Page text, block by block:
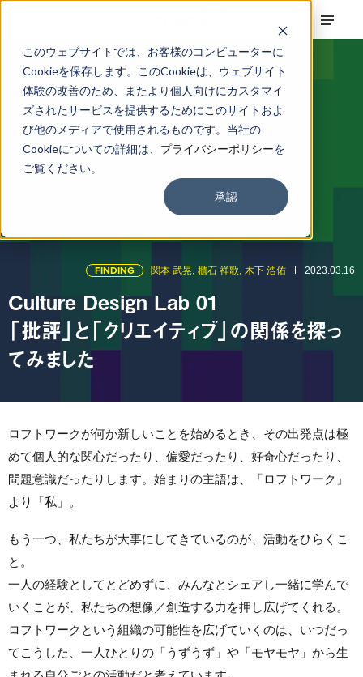
このウェブサイトでは、お客様のコンピューターに
Cookieを保存します。このCookieは、ウェブサイト
体験の改善のため、またより個人向けにカスタマイ
ズされたサービスを提供するためにこのサイトおよ
び他のメディアで使用されるものです。当社の
Cookieについての詳細は、 プライバシーポリシーを
ご覧ください。
承認
FINDING 関本 武晃, 櫃石 祥歌, 木下 浩佑 2023.03.16
Culture Design Lab 01
「批評」と「クリエイティブ」の関係を探っ
てみました
ロフトワークが何か新しいことを始めるとき、その出発点は極
めて個人的な関心だったり、偏愛だったり、好奇心だったり、
問題意識だったりします。始まりの主語は、「ロフトワーク」
より「私」。
もう一つ、私たちが大事にしてきているのが、活動をひらくこ
と。
一人の経験としてとどめずに、みんなとシェアし一緒に学んで
いくことが、私たちの想像／創造する力を押し広げてくれる。
ロフトワークという組織の可能性を広げていくのは、いつだっ
てこうした、一人ひとりの「うずうず」や「モヤモヤ」から生